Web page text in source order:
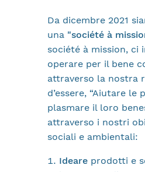
Da dicembre 2021
una "société à
société à mission, ci
operare per il bene
attraverso la nostra
d’essere, “Aiutare le
plasmare il loro
attraverso i nostri
sociali e ambientali:
Ideare prodotti e